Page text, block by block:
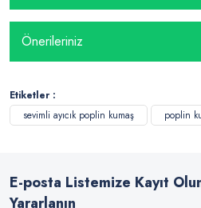
Önerileriniz
Etiketler :
sevimli ayıcık poplin kumaş
poplin
E-posta Listemize Kayıt
Yararlanın